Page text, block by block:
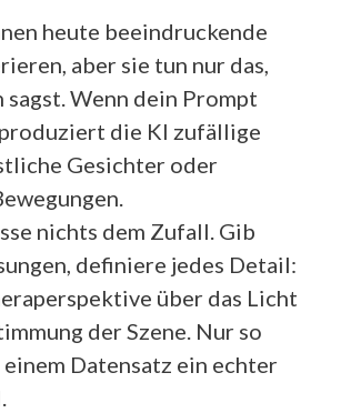
heute beeindruckende
aber sie tun nur das,
sagst. Wenn dein Prompt
die KI zufällige
Gesichter oder
nichts dem Zufall. Gib
definiere jedes Detail:
über das Licht
der Szene. Nur so
Datensatz ein echter